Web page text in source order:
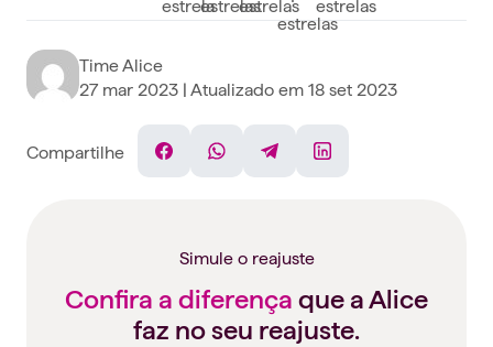
Time Alice
27 mar 2023 | Atualizado em 18 set 2023
Compartilhe
FacebookWhatsAppTelegramLinkedin
Simule o reajuste
Confira a diferença que a Alice
faz no seu reajuste.